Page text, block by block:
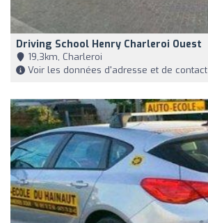
Driving School Henry Charleroi Ouest
19,3km, Charleroi
Voir les données d'adresse et de contact